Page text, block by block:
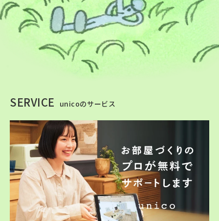
SERVICE unicoのサービス